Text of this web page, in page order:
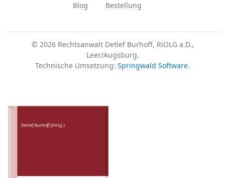
Blog Bestellung
© 2026 Rechtsanwalt Detlef Burhoff, RiOLG a.D.,
Leer/Augsburg.
Technische Umsetzung: Springwald Software.